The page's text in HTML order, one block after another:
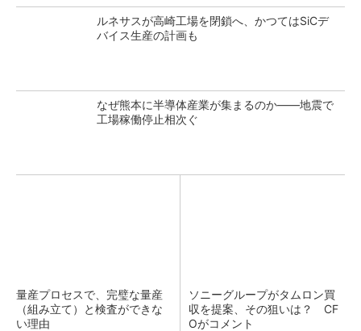
ルネサスが高崎工場を閉鎖へ、かつてはSiCデ
バイス生産の計画も
なぜ熊本に半導体産業が集まるのか――地震で
工場稼働停止相次ぐ
量産プロセスで、完璧な量産
（組み立て）と検査ができな
い理由
ソニーグループがタムロン買
収を提案、その狙いは？ CF
Oがコメント